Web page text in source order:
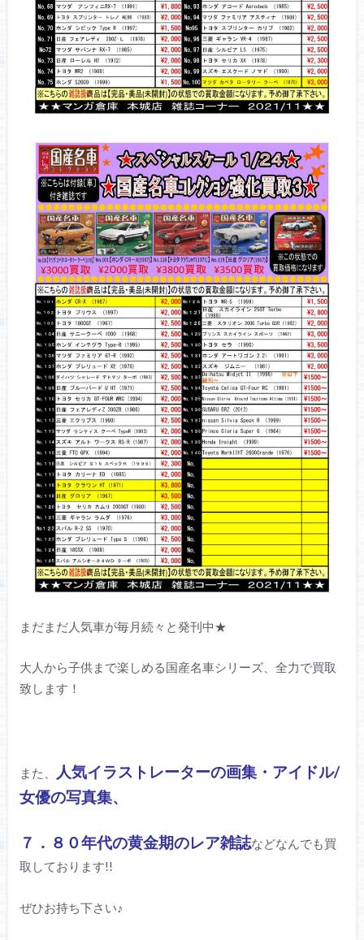
まだまだ人気車が毎月続々と発刊中★
大人から子供まで楽しめる国産名車シリーズ、全力で買取
致します！
また、
人気イラストレーターの画集・アイドル/
女優の写真集、
７．８０年代の黄金期のレア雑誌などなんでも買
取しております!!
ぜひお持ち下さい♪